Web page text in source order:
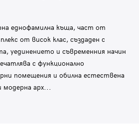
еднофамилна къща, част от
от висок клас, създаден с
уединението и съвременния начин
с функционално
помещения и обилна естествена
модерна арх...